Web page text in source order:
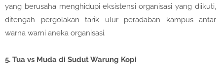
yang berusaha menghidupi eksistensi organisasi yang diikuti,
ditengah pergolakan tarik ulur peradaban kampus antar
warna warni aneka organisasi.
5. Tua vs Muda di Sudut Warung Kopi